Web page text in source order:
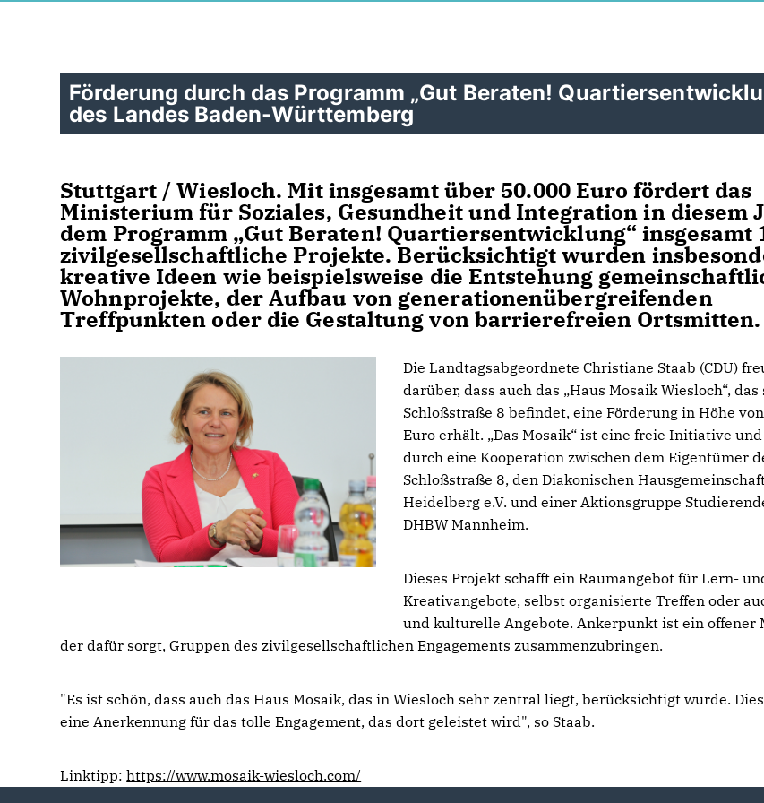
Förderung durch das Programm „Gut Beraten!
des Landes Baden-Württemberg
Stuttgart / Wiesloch. Mit insgesamt über 50.000 Euro fördert das
Ministerium für Soziales, Gesundheit und Integration in diesem
dem Programm „Gut Beraten! Quartiersentwicklung“ insgesamt
zivilgesellschaftliche Projekte. Berücksichtigt wurden
kreative Ideen wie beispielsweise die Entstehung
Wohnprojekte, der Aufbau von generationenübergreifenden
Treffpunkten oder die Gestaltung von barrierefreien Ortsmitten.
Die Landtagsabgeordnete Christiane Staab (CDU)
darüber, dass auch das „Haus Mosaik Wiesloch“,
Schloßstraße 8 befindet, eine Förderung in Höhe
Euro erhält. „Das Mosaik“ ist eine freie Initiative
durch eine Kooperation zwischen dem Eigentümer
Schloßstraße 8, den Diakonischen
Heidelberg e.V. und einer Aktionsgruppe
DHBW Mannheim.
Dieses Projekt schafft ein Raumangebot für Lern-
Kreativangebote, selbst organisierte Treffen oder
und kulturelle Angebote. Ankerpunkt ist ein offener
der dafür sorgt, Gruppen des zivilgesellschaftlichen Engagements zusammenzubringen.
"Es ist schön, dass auch das Haus Mosaik, das in Wiesloch sehr zentral liegt, berücksichtigt wurde.
eine Anerkennung für das tolle Engagement, das dort geleistet wird", so Staab.
Linktipp:https://www.mosaik-wiesloch.com/